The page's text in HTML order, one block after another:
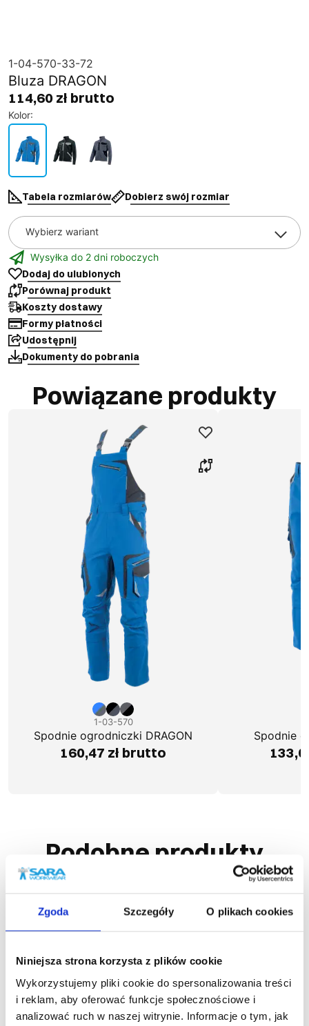
Zgoda Szczegóły O plikach cookies
Niniejsza strona korzysta z plików cookie
Wykorzystujemy pliki cookie do spersonalizowania treści
i reklam, aby oferować funkcje społecznościowe i
analizować ruch w naszej witrynie. Informacje o tym, jak
1-04-570-33-72
Bluza DRAGON
114,60 zł brutto
Kolor:
Tabela rozmiarów Dobierz swój rozmiar
Wybierz wariant
Wysyłka do 2 dni roboczych
Dodaj do ulubionych
Porównaj produkt
Koszty dostawy
Formy płatności
Udostępnij
Dokumenty do pobrania
Powiązane produkty
1-03-570
Spodnie ogrodniczki DRAGON
160,47 zł brutto
Spodnie
Podobne produkty